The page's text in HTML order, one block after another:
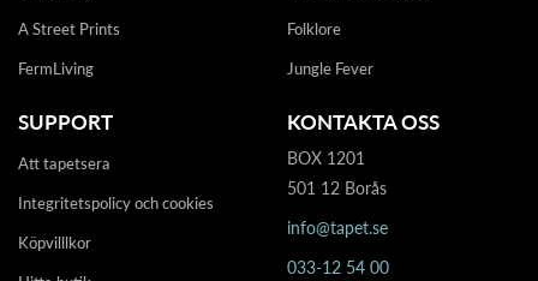
A Street Prints
FermLiving
Folklore
Jungle Fever
SUPPORT
Att tapetsera
Integritetspolicy och cookies
Köpvilllkor
KONTAKTA OSS
BOX 1201
501 12 Borås
info@tapet.se
033-12 54 00